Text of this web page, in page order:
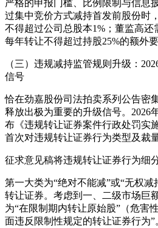
严格的申报门槛、比例限制与信息
过集中竞价方式减持首发前股份时
不得超过公司总股本1%；董监高还
每年转让不得超过持股25%的额外要
（三）违规减持监管规则升级：
信号
恰在劲嘉股份司法拍卖系列公告密
释放出极为重要的升级信号。2026
布《违规转让证券案件行政处罚实
首次对违规转让证券行为类型及裁
征求意见稿将违规转让证券行为细
第一大类为“绝对不能减”或“无权
转让证券。考虑到一、二级市场巨
为“在限制期内转让原始股”（危害
面违反限制性规定的转让证券行为